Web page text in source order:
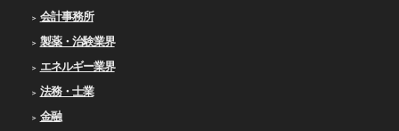
会計事務所
製薬・治験業界
エネルギー業界
法務・士業
金融